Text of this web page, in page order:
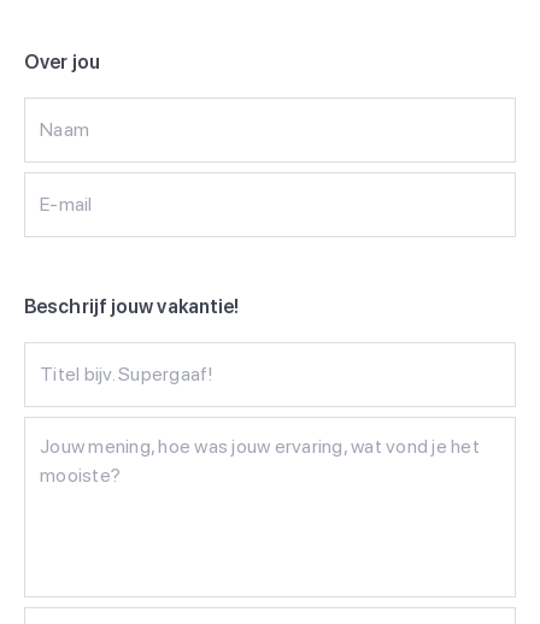
Over jou
Naam
E-mail
Beschrijf jouw vakantie!
Titel bijv. Supergaaf!